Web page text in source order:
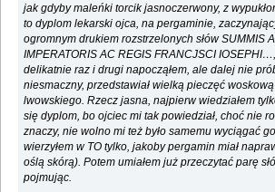
jak gdyby maleńki torcik jasnoczerwony, z
to dyplom lekarski ojca, na pergaminie,
ogromnym drukiem rozstrzelonych słów SUMMIS
IMPERATORIS AC REGIS FRANCJSCI
delikatnie raz i drugi napocząłem, ale dalej nie
niesmaczny, przedstawiał wielką pieczęć
lwowskiego. Rzecz jasna, najpierw wiedziałem
się dyplom, bo ojciec mi tak powiedział, choć nie
znaczy, nie wolno mi też było samemu wyciągać
wierzyłem w TO tylko, jakoby pergamin miał
oślą skórą). Potem umiałem już przeczytać parę
pojmując.